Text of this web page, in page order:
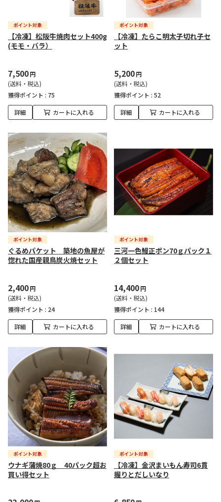
【冷凍】松阪牛焼肉セット400g
(モモ・バラ）
7,500円
(送料・税込)
獲得ポイント : 75
詳細 カートに入れる
【冷凍】たらこ明太子切れ子セ
ット
5,200円
(送料・税込)
獲得ポイント : 52
詳細 カートに入れる
ぐるめパケット 築地の魚屋が
惚れた国産親鳥炭火焼セット
2,400円
(送料・税込)
獲得ポイント : 24
詳細 カートに入れる
三河一色鰻正ポン70ｇパック１
２個セット
14,400円
(送料・税込)
獲得ポイント : 144
詳細 カートに入れる
ウナギ蒲焼80ｇ 40パック超お
買い得セット
【冷凍】金沢まいもん寿司6貫
握りとだしいなり